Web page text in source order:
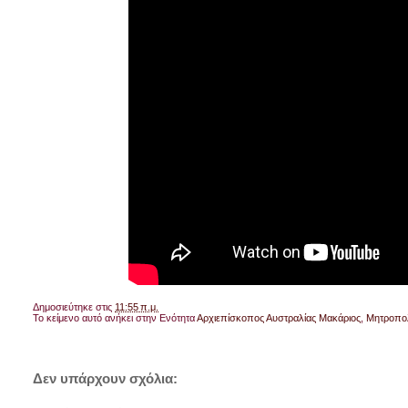
Δημοσιεύτηκε στις 11:55 π.μ.
Το κείμενο αυτό ανήκει στην ΕνότηταΑρχιεπίσκοπος Αυστραλίας Μακάριος ,
Δεν υπάρχουν σχόλια: